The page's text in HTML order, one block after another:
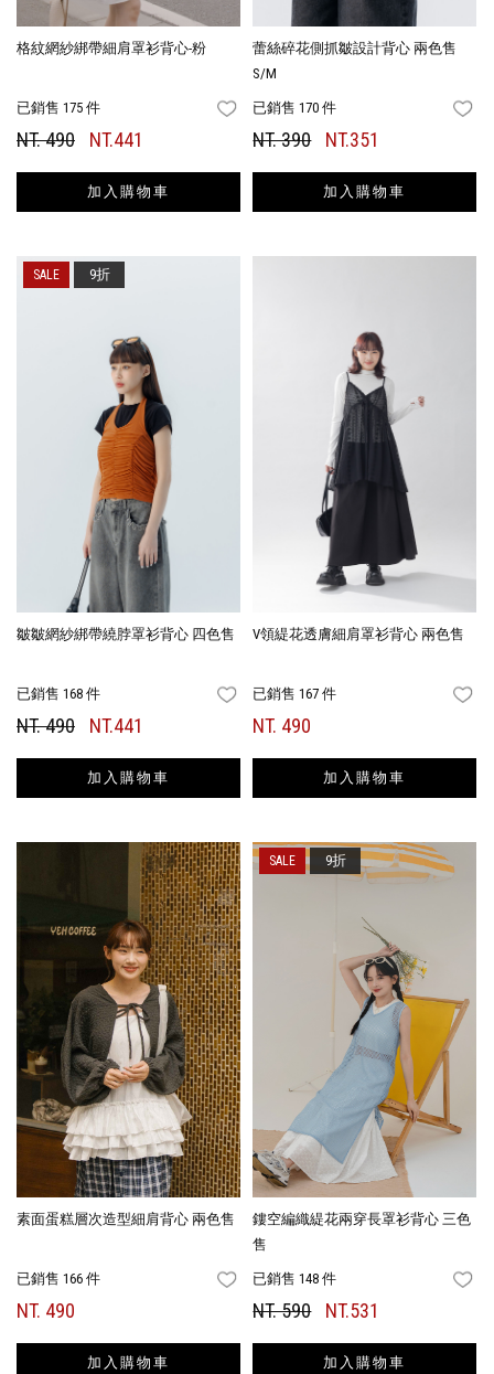
格紋網紗綁帶細肩罩衫背心-粉
已銷售 175 件 FAVORITES
NT. 490 NT.441
加入購物車
蕾絲碎花側抓皺設計背心 兩色售
S/M
已銷售 170 件
NT. 390 NT.351
加入購物車
皺皺網紗綁帶繞脖罩衫背心 四色售
已銷售 168 件 FAVORITES
NT. 490 NT.441
加入購物車
9折
V領緹花透膚細肩罩衫背心 兩色售
已銷售 167 件
NT. 490
加入購物車
素面蛋糕層次造型細肩背心 兩色售
已銷售 166 件 FAVORITES
NT. 490
加入購物車
鏤空編織緹花兩穿長罩衫背心 三色
售
已銷售 148 件
NT. 590 NT.531
加入購物車
9折